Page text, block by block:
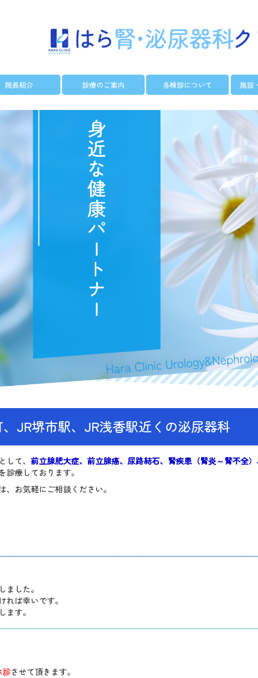
院長紹介 診療のご案内 各検診について 施設
JR堺市駅、JR浅香駅近くの泌尿器科
として、 前立腺肥大症、前立腺癌、尿路結石、腎疾患（腎炎～腎不全
診療しております。
お気軽にご相談ください。
ました。
ば幸いです。
す。
診させて頂きます。